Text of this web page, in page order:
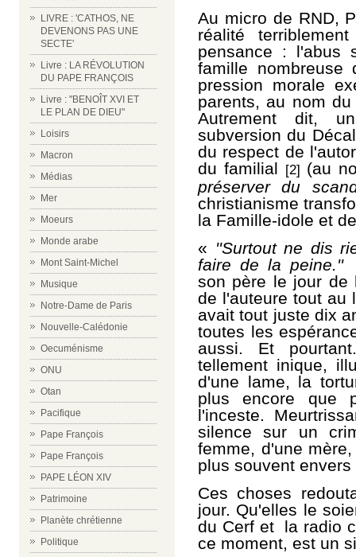
LIVRE : 'CATHOS, NE
DEVENONS PAS UNE
SECTE'
Livre : LA RÉVOLUTION
DU PAPE FRANÇOIS
Livre : "BENOÎT XVI ET
LE PLAN DE DIEU"
Loisirs
Macron
Médias
Mer
Moeurs
Monde arabe
Mont Saint-Michel
Musique
Notre-Dame de Paris
Nouvelle-Calédonie
Oecuménisme
ONU
Otan
Pacifique
Pape François
Pape François
PAPE LÉON XIV
Patrimoine
Planète chrétienne
Politique
Au micro de RND,
réalité t
pensance : l'abus
famille
pression morale
parents, au nom du
Autrement dit,
subversion du
du respect de
du familial [2] (au
préserver du
christianisme
la Famille-idole et
« ''Surtout ne dis
faire de la peine.''
son père le jour de
de l'auteure tout au
avait tout juste dix
toutes les
aussi. Et
tellement inique,
d'une lame, la
plus encore que
l'inceste.
silence sur un
femme, d'une
plus souvent
Ces choses
jour. Qu'elles le
du Cerf et la radio
ce moment, est un